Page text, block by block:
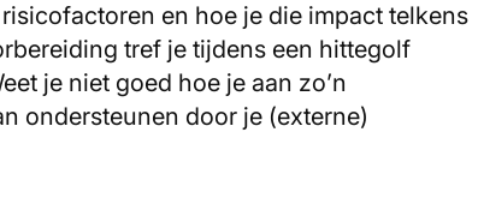
en hoe je die impact telkens
tref je tijdens een hittegolf
je niet goed hoe je aan zo’n
ondersteunen door je (externe)